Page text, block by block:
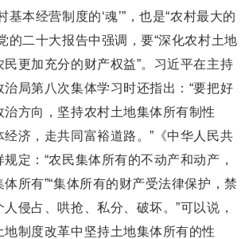
基本经营制度的‘魂’”，也是“农村最大的
的二十大报告中强调，要“深化农村土地
更加充分的财产权益”。 习近平在主持
局第八次集体学习时还指出： “要把好
治方向，坚持农村土地集体所有制性
经济，走共同富裕道路。”《中华人民共
定： “农民集体所有的不动产和动产，
所有”“集体所有的财产受法律保护，禁
人侵占、哄抢、私分、破坏。”可以说，
制度改革中坚持土地集体所有的性